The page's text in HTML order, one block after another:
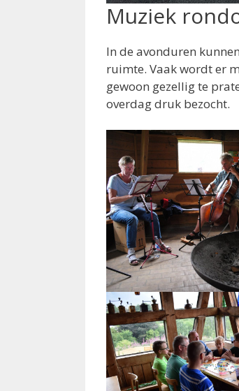
Muziek
In de avonduren
ruimte. Vaak wordt er
gewoon gezellig te
overdag druk bezocht.